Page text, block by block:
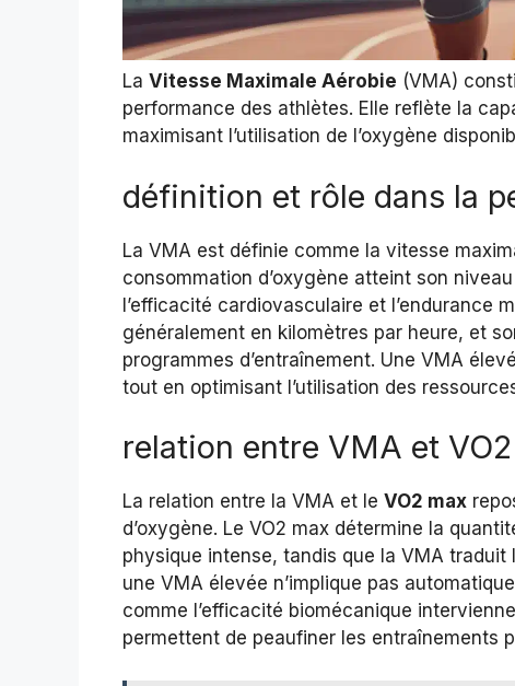
La Vitesse Maximale Aérobie (VMA)
performance des athlètes. Elle reflète la
maximisant l’utilisation de l’oxygène
définition et rôle dans la
La VMA est définie comme la vitesse
consommation d’oxygène atteint son niveau
l’efficacité cardiovasculaire et l’endurance
généralement en kilomètres par heure, et
programmes d’entraînement. Une VMA
tout en optimisant l’utilisation des
relation entre VMA et
La relation entre la VMA et le VO2 max
d’oxygène. Le VO2 max détermine la
physique intense, tandis que la VMA
une VMA élevée n’implique pas
comme l’efficacité biomécanique
permettent de peaufiner les entraînements